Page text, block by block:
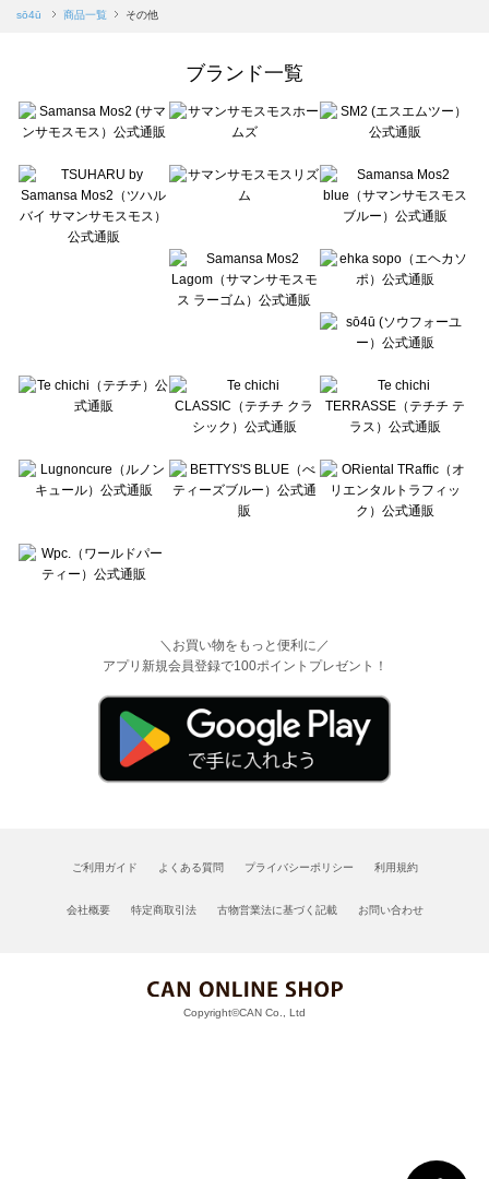
Samansa Mos2 blue（サマンサモスモス ブルー）の一覧
Te chichi（テチチ）の一覧
Te chichi CLASSIC（テチチ クラシック）の一覧
Lugnoncure（ルノンキュール）の一覧
BETTY'S BLUE（べティーズブルー）の一覧
Wpc.（ワールドパーティー）の一覧
sō4ū 商品一覧 その他
ブランド一覧
＼お買い物をもっと便利に／
アプリ新規会員登録で100ポイントプレゼント！
ご利用ガイド よくある質問 プライバシーポリシー 利用規約
会社概要 特定商取引法 古物営業法に基づく記載 お問い合わせ
Copyright©CAN Co., Ltd